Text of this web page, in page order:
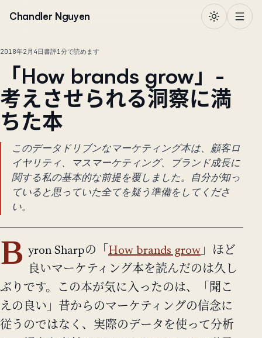
Chandler Nguyen
2018年2月4日書評1分で読めます
「How brands grow」-
考えさせられる洞察に満
ちた本
このデータドリブンなマーケティング本は、顧客ロ
イヤリティ、マスマーケティング、ブランド成長に
関する私の基本的な前提を覆しました。自分が知っ
ていると思っていた全てを疑う準備をしてくださ
い。
B yron Sharpの「 How brands grow 」ほど
良いマーケティング本を読んだのは久し
ぶりです。この本が気に入ったのは、「聞こ
えの良い」昔からのマーケティングの信念に
従うのではなく、実際のデータを使って分析